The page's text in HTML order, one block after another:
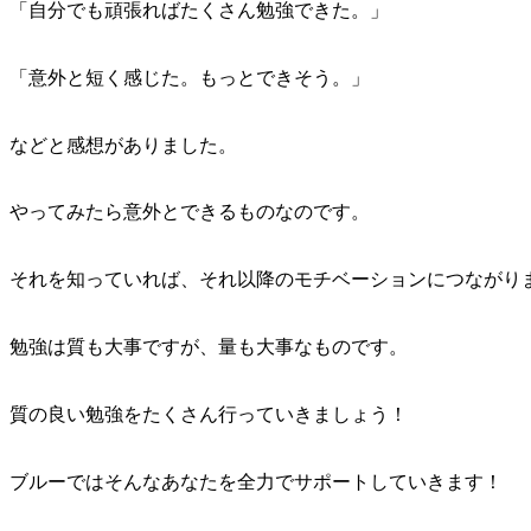
「自分でも頑張ればたくさん勉強できた。」
「意外と短く感じた。もっとできそう。」
などと感想がありました。
やってみたら意外とできる ものなのです。
それを知っていれば、それ以降のモチベーションにつながり
勉強は質も大事ですが、量も大事なものです。
質の良い勉強をたくさん行っていきましょう！
ブルーではそんなあなたを全力でサポートしていきます！